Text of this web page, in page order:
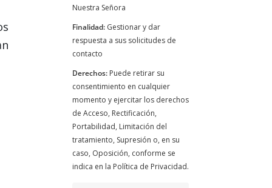
Nuestra Señora
Finalidad:Gestionar y dar
respuesta a sus solicitudes de
contacto
Derechos:Puede retirar su
consentimiento en cualquier
momento y ejercitar los derechos
de Acceso, Rectificación,
Portabilidad, Limitación del
tratamiento, Supresión o, en su
caso, Oposición, conforme se
indica en la Política de Privacidad.